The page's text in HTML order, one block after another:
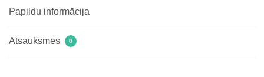
Papildu informācija
Atsauksmes 0